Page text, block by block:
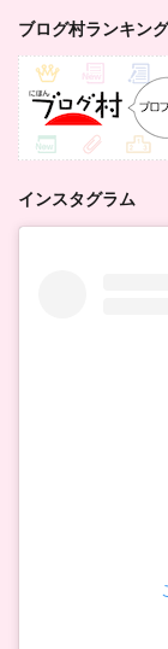
ブログ村ランキング
インスタグラム